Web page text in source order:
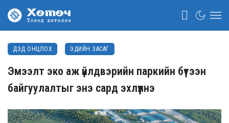
ДЭД ОНЦЛОХ ЭДИЙН ЗАСАГ
Эмээлт эко аж үйлдвэрийн паркийн бүтээн
байгуулалтыг энэ сард эхлүүлнэ